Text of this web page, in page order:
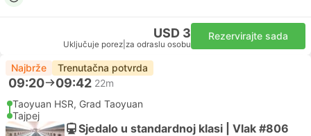
USD 3
Uključuje porez za odraslu osobu
Rezervirajte sada
Najbrže Trenutačna potvrda
09:20 09:42 22m
Taoyuan HSR, Grad Taoyuan
Tajpej
Sjedalo u standardnoj klasi | Vlak #806